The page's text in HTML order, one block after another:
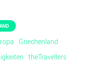
Griechenland
theTravellers